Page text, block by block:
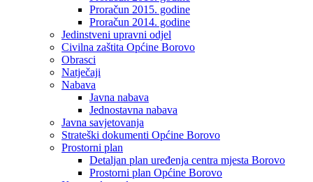
Proračun 2015. godine
Proračun 2014. godine
Jedinstveni upravni odjel
Civilna zaštita Općine Borovo
Obrasci
Natječaji
Nabava
Javna nabava
Jednostavna nabava
Javna savjetovanja
Strateški dokumenti Općine Borovo
Prostorni plan
Detaljan plan uređenja centra mjesta Borovo
Prostorni plan Općine Borovo